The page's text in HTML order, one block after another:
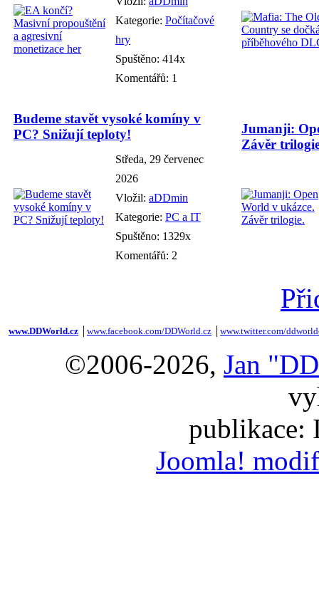
Kategorie: Počítačové
hry
Spuštěno: 414x
Komentářů: 1
Budeme stavět vysoké komíny v
PC? Snižují teploty!
Středa, 29 červenec
2026
Vložil: aDDmin
Kategorie: PC a IT
Spuštěno: 1329x
Komentářů: 2
Jumanji:
Závěr
www.DDWorld.cz www.facebook.com/DDWorld.cz www.twitter.com/
©2006-2026, Jan
publikace:
Joomla!